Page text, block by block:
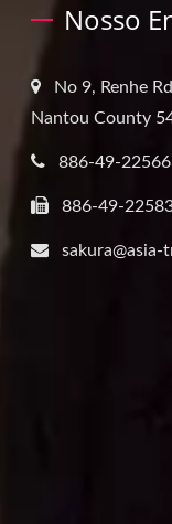
Nosso
No 9, Renhe
Nantou County
886-49-
886-49-